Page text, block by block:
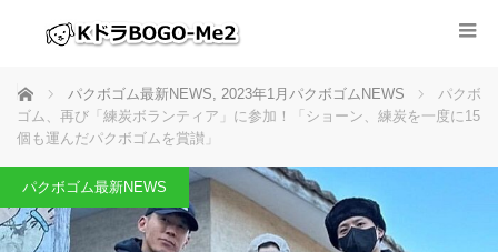
ホーム パクボゴム最新NEWS, 2023年1月パクボゴムNEWS
パクボ
ゴム、再び「練炭ボランティア」に参加！「ショーン、練炭を一度に15
個も運んだパクボゴムを賞讃」
パクボゴム最新NEWS